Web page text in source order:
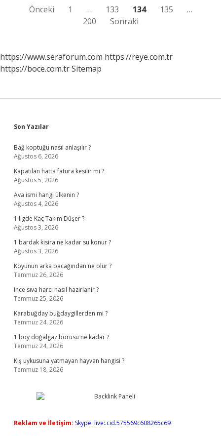
Yazı
sayfalaması
Önceki 1 … 133 134 135
…
200
Sonraki
https://www.seraforum.com https://reye.com.tr
https://boce.com.trSitemap
Sidebar
Son Yazılar
Bağ koptuğu nasıl anlaşılır ?
Ağustos 6, 2026
Kapatılan hatta fatura kesilir mi ?
Ağustos 5, 2026
Ava ismi hangi ülkenin ?
Ağustos 4, 2026
1 ligde Kaç Takim Düşer ?
Ağustos 3, 2026
1 bardak kisira ne kadar su konur ?
Ağustos 3, 2026
Koyunun arka bacağından ne olur ?
Temmuz 26, 2026
Ince sıva harcı nasıl hazirlanir ?
Temmuz 25, 2026
Karabuğday buğdaygillerden mi ?
Temmuz 24, 2026
1 boy doğalgaz borusu ne kadar ?
Temmuz 24, 2026
Kış uykusuna yatmayan hayvan hangisi ?
Temmuz 18, 2026
Reklam ve İletişim: Skype: live:.cid.575569c608265c69